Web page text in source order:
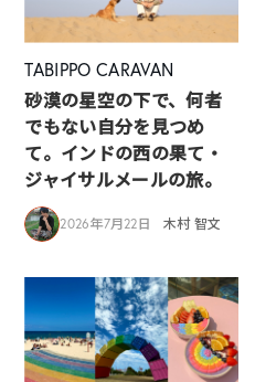
TABIPPO CARAVAN
砂漠の星空の下で、何者
でもない自分を見つめ
て。インドの西の果て・
ジャイサルメールの旅。
2026年7月22日 木村 智文